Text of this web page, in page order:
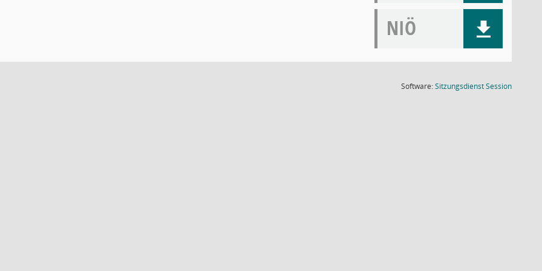
NIÖ
Software:SitzungsdienstSession(Wird in